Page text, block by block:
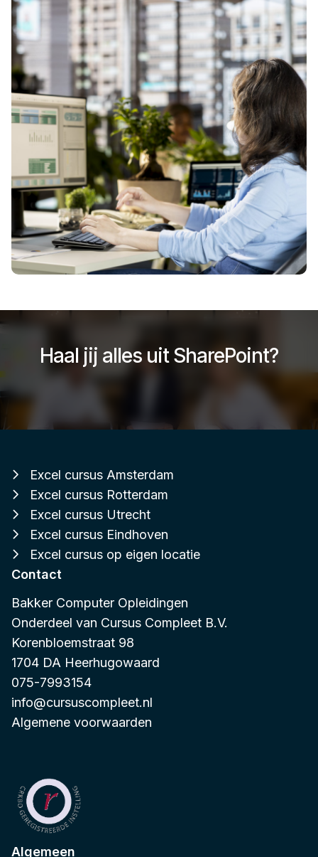
Haal jij alles uit SharePoint?
Excel cursus Amsterdam
Excel cursus Rotterdam
Excel cursus Utrecht
Excel cursus Eindhoven
Excel cursus op eigen locatie
Contact
Bakker Computer Opleidingen
Onderdeel van Cursus Compleet B.V.
Korenbloemstraat 98
1704 DA Heerhugowaard
075-7993154
info@cursuscompleet.nl
Algemene voorwaarden
Algemeen